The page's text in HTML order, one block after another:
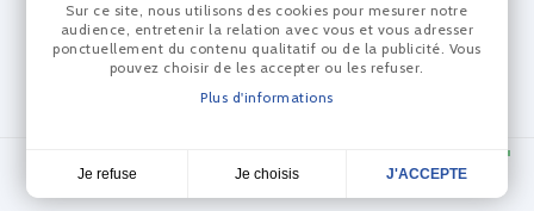
4,7
Sur ce site, nous utilisons des cookies pour mesurer notre
audience, entretenir la relation avec vous et vous adresser
ponctuellement du contenu qualitatif ou de la publicité. Vous
pouvez choisir de les accepter ou les refuser.
Plus d'informations
Je refuse Je choisis J'ACCEPTE
CERTIFICAT DIAMANT
© Les Anneaux Bleus 2024 - Réalisation Dream me up